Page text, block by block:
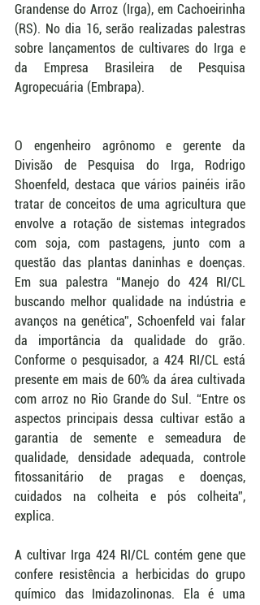
Grandense do Arroz (Irga), em Cachoeirinha
(RS). No dia 16, serão realizadas palestras
sobre lançamentos de cultivares do Irga e
da Empresa Brasileira de Pesquisa
Agropecuária (Embrapa).
O engenheiro agrônomo e gerente da
Divisão de Pesquisa do Irga, Rodrigo
Shoenfeld, destaca que vários painéis irão
tratar de conceitos de uma agricultura que
envolve a rotação de sistemas integrados
com soja, com pastagens, junto com a
questão das plantas daninhas e doenças.
Em sua palestra “Manejo do 424 RI/CL
buscando melhor qualidade na indústria e
avanços na genética”, Schoenfeld vai falar
da importância da qualidade do grão.
Conforme o pesquisador, a 424 RI/CL está
presente em mais de 60% da área cultivada
com arroz no Rio Grande do Sul. “Entre os
aspectos principais dessa cultivar estão a
garantia de semente e semeadura de
qualidade, densidade adequada, controle
fitossanitário de pragas e doenças,
cuidados na colheita e pós colheita”,
explica.
A cultivar Irga 424 RI/CL contém gene que
confere resistência a herbicidas do grupo
químico das Imidazolinonas. Ela é uma